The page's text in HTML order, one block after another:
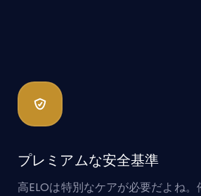
プレミアムな安全基準
高ELOは特別なケアが必要だよね。